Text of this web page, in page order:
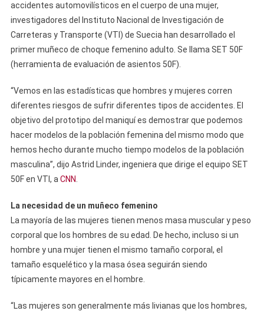
accidentes automovilísticos en el cuerpo de una mujer,
investigadores del Instituto Nacional de Investigación de
Carreteras y Transporte (VTI) de Suecia han desarrollado el
primer muñeco de choque femenino adulto. Se llama SET 50F
(herramienta de evaluación de asientos 50F).
“Vemos en las estadísticas que hombres y mujeres corren
diferentes riesgos de sufrir diferentes tipos de accidentes. El
objetivo del prototipo del maniquí es demostrar que podemos
hacer modelos de la población femenina del mismo modo que
hemos hecho durante mucho tiempo modelos de la población
masculina”, dijo Astrid Linder, ingeniera que dirige el equipo SET
50F en VTI, a CNN
La necesidad de un muñeco femenino
La mayoría de las mujeres tienen menos masa muscular y peso
corporal que los hombres de su edad. De hecho, incluso si un
hombre y una mujer tienen el mismo tamaño corporal, el
tamaño esquelético y la masa ósea seguirán siendo
típicamente mayores en el hombre.
“Las mujeres son generalmente más livianas que los hombres,